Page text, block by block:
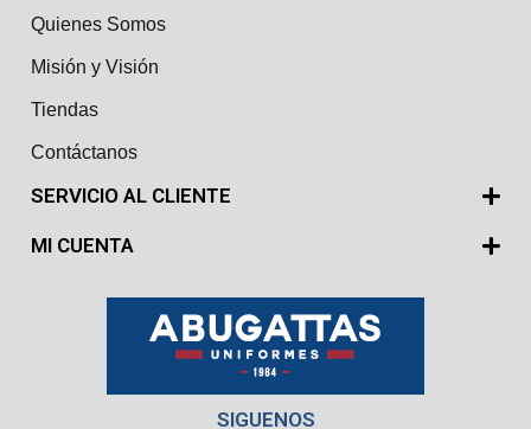
Quienes Somos
Misión y Visión
Tiendas
Contáctanos
SERVICIO AL CLIENTE
MI CUENTA
SIGUENOS